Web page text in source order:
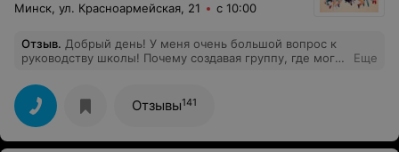
Минск, ул. Красноармейская, 21 с 10:00
Отзыв. Добрый день! У меня очень большой вопрос к
руководству школы! Почему создавая группу, где могут
контролируете то, что происходит в Telegram канале
данной группы? Туда сбрасывают видео 18+ и дети это
смотрят, а администратор никак не реагирует. Видео
было сброшено в 22:36, а я менеджеру написала в
10:40 следующего дня. Со мной связались, видео
Еще
Отзывы141